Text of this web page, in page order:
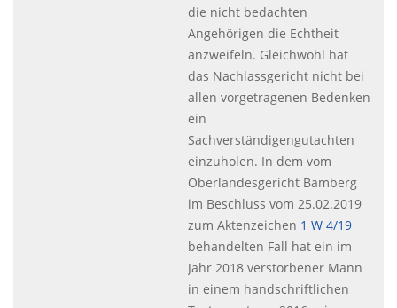
die nicht bedachten
Angehörigen die Echtheit
anzweifeln. Gleichwohl hat
das Nachlassgericht nicht bei
allen vorgetragenen Bedenken
ein
Sachverständigengutachten
einzuholen. In dem vom
Oberlandesgericht Bamberg
im Beschluss vom 25.02.2019
zum Aktenzeichen 1 W 4/19
behandelten Fall hat ein im
Jahr 2018 verstorbener Mann
in einem handschriftlichen